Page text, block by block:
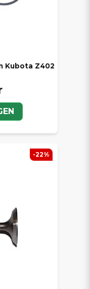
Kubota Z402
-22%